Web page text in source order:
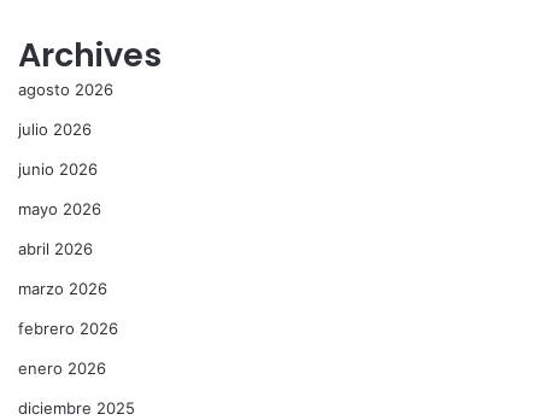
Archives
agosto 2026
julio 2026
junio 2026
mayo 2026
abril 2026
marzo 2026
febrero 2026
enero 2026
diciembre 2025